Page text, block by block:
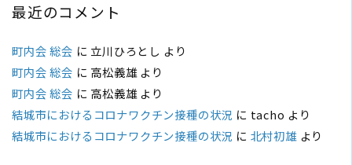
最近のコメント
町内会 総会 に 立川ひろとし より
町内会 総会 に 高松義雄より
町内会 総会 に 高松義雄より
結城市におけるコロナワクチン接種の状況 に tacho より
結城市におけるコロナワクチン接種の状況 に 北村初雄より